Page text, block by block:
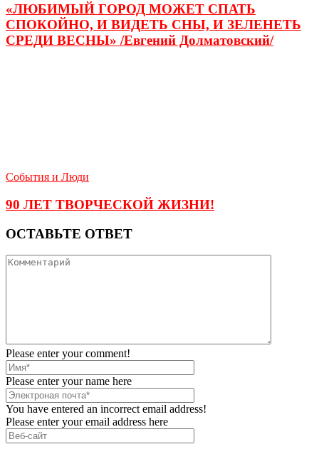
«ЛЮБИМЫЙ ГОРОД МОЖЕТ СПАТЬ
СПОКОЙНО, И ВИДЕТЬ СНЫ, И ЗЕЛЕНЕТЬ
СРЕДИ ВЕСНЫ» /Евгений Долматовский/
События и Люди
90 ЛЕТ ТВОРЧЕСКОЙ ЖИЗНИ!
ОСТАВЬТЕ ОТВЕТ
Please enter your comment!
Please enter your name here
You have entered an incorrect email address!
Please enter your email address here